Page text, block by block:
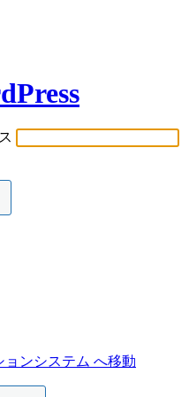
ンシステム へ移動